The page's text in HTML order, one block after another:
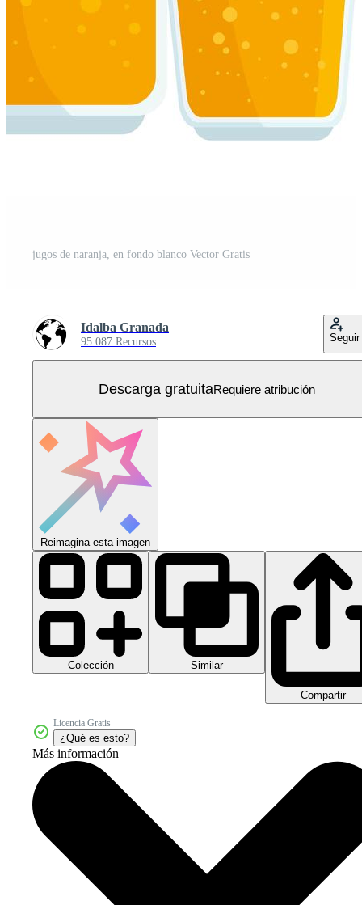
jugos de naranja, en fondo blanco Vector Gratis
Idalba Granada
95.087 Recursos Seguir
Descarga gratuitaRequiere atribución
Reimagina esta imagen
Colección Similar
Compartir
Licencia Gratis
¿Qué es esto?
Más información